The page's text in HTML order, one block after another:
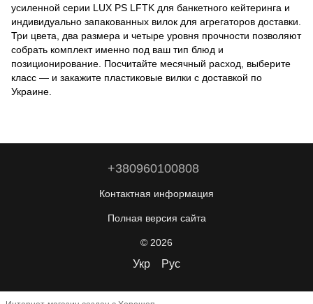
усиленной серии LUX PS LFTK для банкетного кейтеринга и
индивидуально запакованных вилок для агрегаторов доставки.
Три цвета, два размера и четыре уровня прочности позволяют
собрать комплект именно под ваш тип блюд и
позиционирование. Посчитайте месячный расход, выберите
класс — и закажите пластиковые вилки с доставкой по
Украине.
+380960100808
Контактная информация
Полная версия сайта
© 2026
Укр Рус